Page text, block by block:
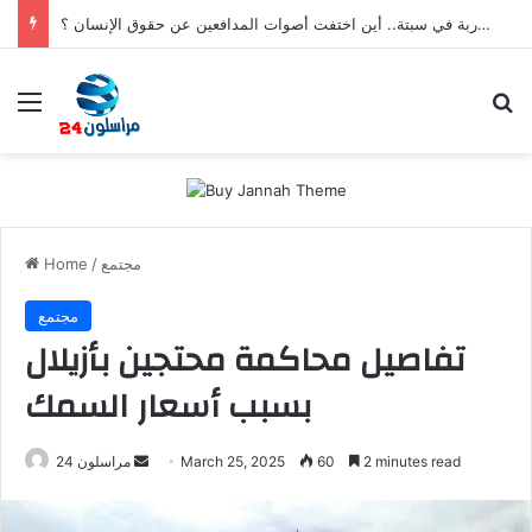
بعد تعنيف المغاربة في سبتة.. أين اختفت أصوات المدافعين عن حقوق الإنسان ؟
Menu
Home / مجتمع
مجتمع
تفاصيل محاكمة محتجين بأزيلال
بسبب أسعار السمك
مراسلون 24
n
March 25, 2025 60 2 minutes read